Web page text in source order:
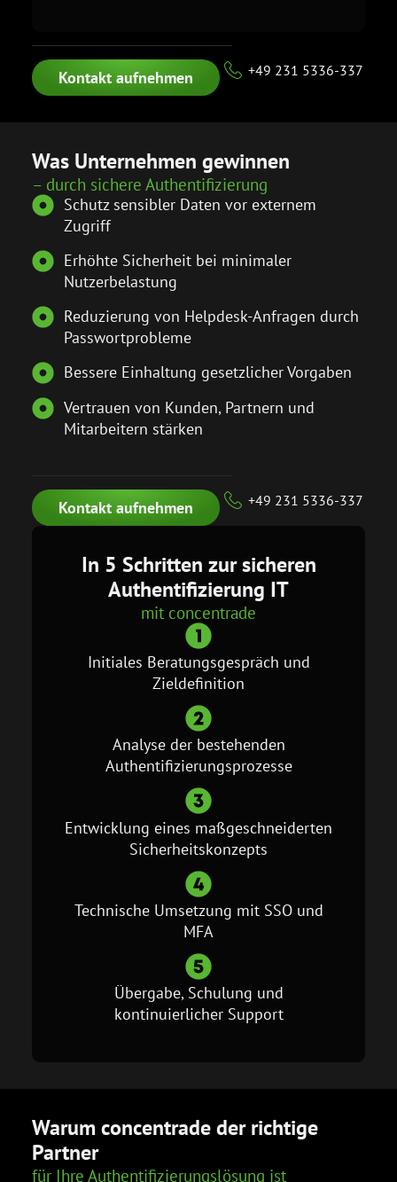
Kontakt aufnehmen +49 231 5336-337
Was Unternehmen gewinnen
– durch sichere Authentifizierung
Schutz sensibler Daten vor externem
Zugriff
Erhöhte Sicherheit bei minimaler
Nutzerbelastung
Reduzierung von Helpdesk-Anfragen durch
Passwortprobleme
Bessere Einhaltung gesetzlicher Vorgaben
Vertrauen von Kunden, Partnern und
Mitarbeitern stärken
Kontakt aufnehmen +49 231 5336-337
In 5 Schritten zur sicheren
Authentifizierung IT
mit concentrade
Initiales Beratungsgespräch und
Zieldefinition
Analyse der bestehenden
Authentifizierungs­prozesse
Entwicklung eines maßgeschneiderten
Sicherheitskonzepts
Technische Umsetzung mit SSO und
MFA
Übergabe, Schulung und
kontinuierlicher Support
Warum concentrade der richtige
Partner
für Ihre Authentifizierungslösung ist